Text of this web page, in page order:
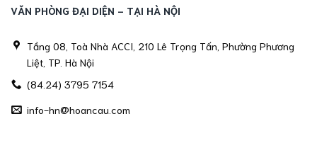
VĂN PHÒNG ĐẠI DIỆN - TẠI HÀ NỘI
Tầng 08, Toà Nhà ACCI, 210 Lê Trọng Tấn, Phường Phương
Liệt, TP. Hà Nội
(84.24) 3795 7154
info-hn@hoancau.com